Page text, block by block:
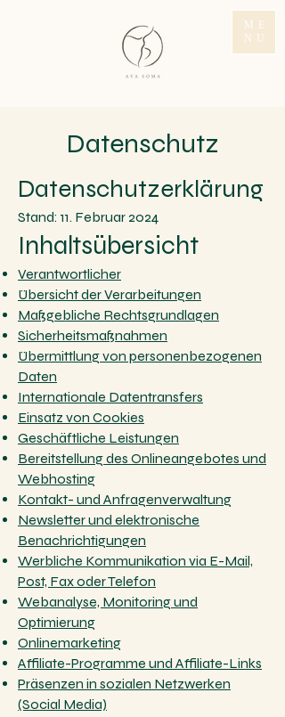
ME
NU
Datenschutz
Datenschutzerklärung
Stand: 11. Februar 2024
Inhaltsübersicht
Verantwortlicher
Übersicht der Verarbeitungen
Maßgebliche Rechtsgrundlagen
Sicherheitsmaßnahmen
Übermittlung von personenbezogenen
Daten
Internationale Datentransfers
Einsatz von Cookies
Geschäftliche Leistungen
Bereitstellung des Onlineangebotes und
Webhosting
Kontakt- und Anfragenverwaltung
Newsletter und elektronische
Benachrichtigungen
Werbliche Kommunikation via E-Mail,
Post, Fax oder Telefon
Webanalyse, Monitoring und
Optimierung
Onlinemarketing
Affiliate-Programme und Affiliate-Links
Präsenzen in sozialen Netzwerken
(Social Media)